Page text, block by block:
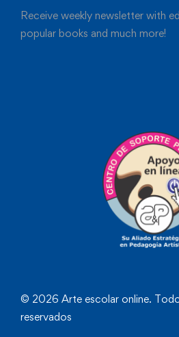
Receive weekly newsletter with
popular books and much more!
© 2026 Arte escolar online.
reservados